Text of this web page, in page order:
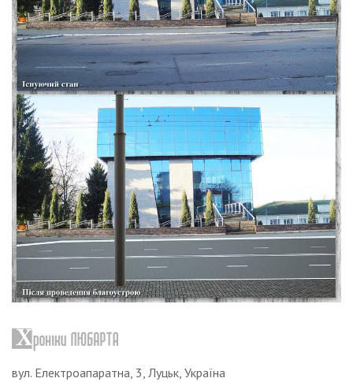
вул. Електроапаратна, 3, Луцьк, Україна